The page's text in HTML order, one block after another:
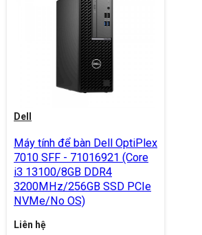
Dell
Máy tính để bàn Dell OptiPlex
7010 SFF - 71016921 (Core
i3 13100/8GB DDR4
3200MHz/256GB SSD PCIe
NVMe/No OS)
Liên hệ